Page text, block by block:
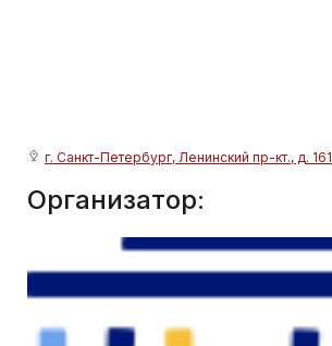
г. Санкт-Петербург, Ленинский пр-кт., д. 161
Организатор: